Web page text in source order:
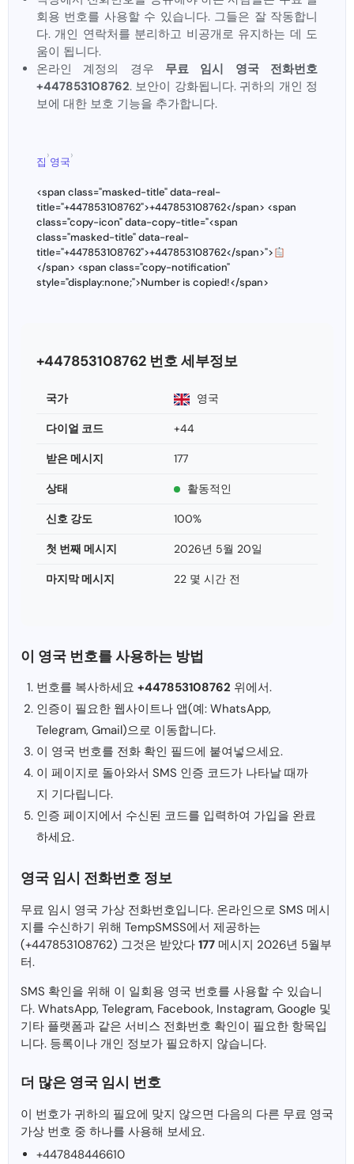
회용 번호를 사용할 수 있습니다. 그들은 잘 작동합니
다. 개인 연락처를 분리하고 비공개로 유지하는 데 도
움이 됩니다.
온라인 계정의 경우 무료 임시 영국 전화번호
+447853108762. 보안이 강화됩니다. 귀하의 개인 정
보에 대한 보호 기능을 추가합니다.
집
›
영국
›
<span class="masked-title" data-real-
title="+447853108762">+447853108762</span> <span
class="copy-icon" data-copy-title="<span
class="masked-title" data-real-
title="+447853108762">+447853108762</span>">
</span> <span class="copy-notification"
style="display:none;">Number is copied!</span>
+447853108762 번호 세부정보
국가 영국
다이얼 코드 +44
받은 메시지 177
상태 활동적인
신호 강도 100%
첫 번째 메시지 2026년 5월 20일
마지막 메시지 22 몇 시간 전
이 영국 번호를 사용하는 방법
번호를 복사하세요 +447853108762 위에서.
인증이 필요한 웹사이트나 앱(예: WhatsApp,
Telegram, Gmail)으로 이동합니다.
이 영국 번호를 전화 확인 필드에 붙여넣으세요.
이 페이지로 돌아와서 SMS 인증 코드가 나타날 때까
지 기다립니다.
인증 페이지에서 수신된 코드를 입력하여 가입을 완료
하세요.
영국 임시 전화번호 정보
무료 임시 영국 가상 전화번호입니다. 온라인으로 SMS 메시
지를 수신하기 위해 TempSMSS에서 제공하는
(+447853108762) 그것은 받았다 177 메시지 2026년 5월부
터.
SMS 확인을 위해 이 일회용 영국 번호를 사용할 수 있습니
다. WhatsApp, Telegram, Facebook, Instagram, Google 및
기타 플랫폼과 같은 서비스 전화번호 확인이 필요한 항목입
니다. 등록이나 개인 정보가 필요하지 않습니다.
더 많은 영국 임시 번호
이 번호가 귀하의 필요에 맞지 않으면 다음의 다른 무료 영국
가상 번호 중 하나를 사용해 보세요.
+447848446610